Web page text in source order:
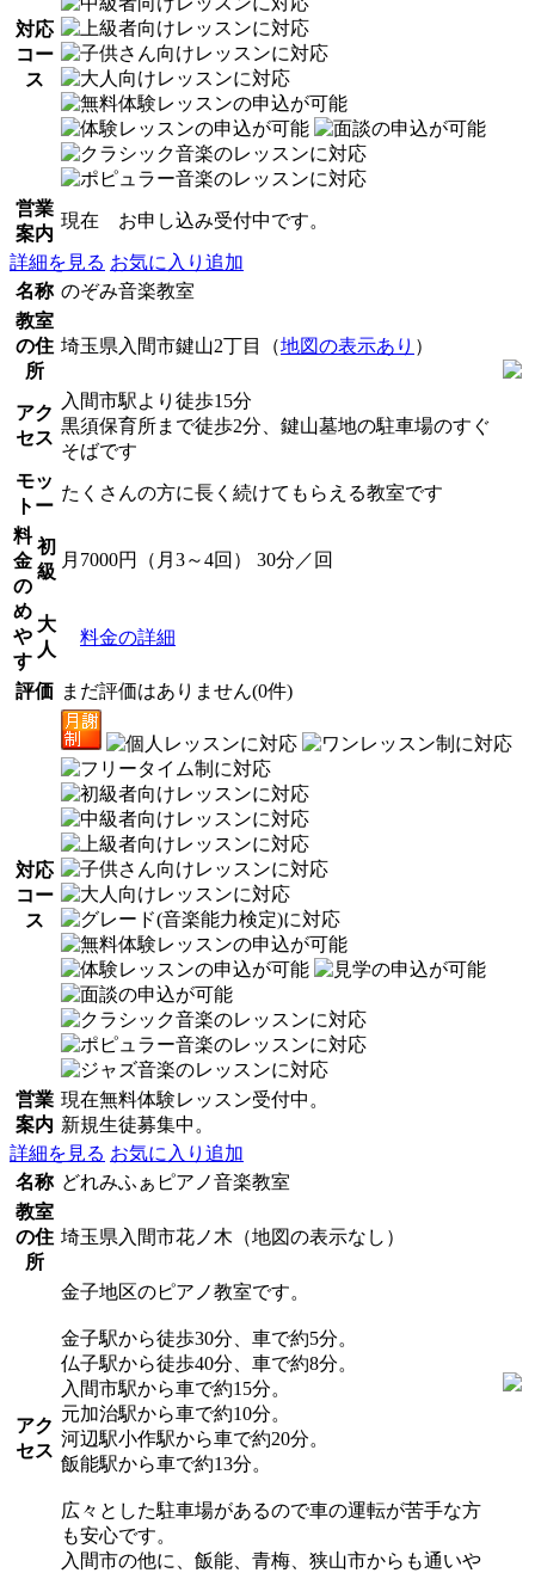
対応
コー
ス
営業
案内
現在 お申し込み受付中です。
詳細を見る お気に入り追加
名称 のぞみ音楽教室
教室
の住
所
埼玉県入間市鍵山2丁目（地図の表示あり ）
アク
セス
入間市駅より徒歩15分
黒須保育所まで徒歩2分、鍵山墓地の駐車場のすぐ
そばです
モッ
トー
たくさんの方に長く続けてもらえる教室です
料
金
の
め
や
す
初
級
月7000円（月3～4回） 30分／回
大
人
料金の詳細
評価 まだ評価はありません(0件)
対応
コー
ス
営業
案内
現在無料体験レッスン受付中。
新規生徒募集中。
詳細を見る お気に入り追加
名称 どれみふぁピアノ音楽教室
教室
の住
所
埼玉県入間市花ノ木（地図の表示なし）
アク
セス
金子地区のピアノ教室です。
金子駅から徒歩30分、車で約5分。
仏子駅から徒歩40分、車で約8分。
入間市駅から車で約15分。
元加治駅から車で約10分。
河辺駅小作駅から車で約20分。
飯能駅から車で約13分。
広々とした駐車場があるので車の運転が苦手な方
も安心です。
入間市の他に、飯能、青梅、狭山市からも通いや